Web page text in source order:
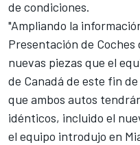
de condiciones.
"Ampliando la
Presentación de Coches
nuevas piezas que el
de Canadá de este fin
que ambos autos
idénticos, incluido el
el equipo introdujo en